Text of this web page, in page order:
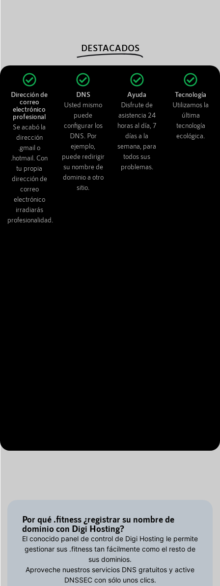
Dirección de
correo
electrónico
profesional
Se acabó la
dirección
.gmail o
.hotmail. Con
tu propia
dirección de
correo
electrónico
irradiarás
profesionalidad.
DNS
Usted mismo
puede
configurar los
DNS. Por
ejemplo,
puede redirigir
su nombre de
dominio a otro
sitio.
Ayuda
Disfrute de
asistencia 24
horas al día, 7
días a la
semana, para
todos sus
problemas.
Tecnología
Utilizamos la
última
tecnología
ecológica.
DESTACADOS
Por qué .fitness ¿registrar su nombre de
dominio con Digi Hosting?
El conocido panel de control de Digi Hosting le permite
gestionar sus .fitness tan fácilmente como el resto de
sus dominios.
Aproveche nuestros servicios DNS gratuitos y active
DNSSEC con sólo unos clics.